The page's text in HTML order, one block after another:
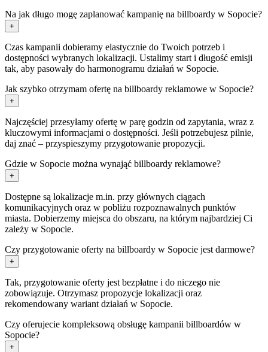
Na jak długo mogę zaplanować kampanię na billboardy w Sopocie?
+
Czas kampanii dobieramy elastycznie do Twoich potrzeb i
dostępności wybranych lokalizacji. Ustalimy start i długość emisji
tak, aby pasowały do harmonogramu działań w Sopocie.
Jak szybko otrzymam ofertę na billboardy reklamowe w Sopocie?
+
Najczęściej przesyłamy ofertę w parę godzin od zapytania, wraz z
kluczowymi informacjami o dostępności. Jeśli potrzebujesz pilnie,
daj znać – przyspieszymy przygotowanie propozycji.
Gdzie w Sopocie można wynająć billboardy reklamowe?
+
Dostępne są lokalizacje m.in. przy głównych ciągach
komunikacyjnych oraz w pobliżu rozpoznawalnych punktów
miasta. Dobierzemy miejsca do obszaru, na którym najbardziej Ci
zależy w Sopocie.
Czy przygotowanie oferty na billboardy w Sopocie jest darmowe?
+
Tak, przygotowanie oferty jest bezpłatne i do niczego nie
zobowiązuje. Otrzymasz propozycje lokalizacji oraz
rekomendowany wariant działań w Sopocie.
Czy oferujecie kompleksową obsługę kampanii billboardów w
Sopocie?
+